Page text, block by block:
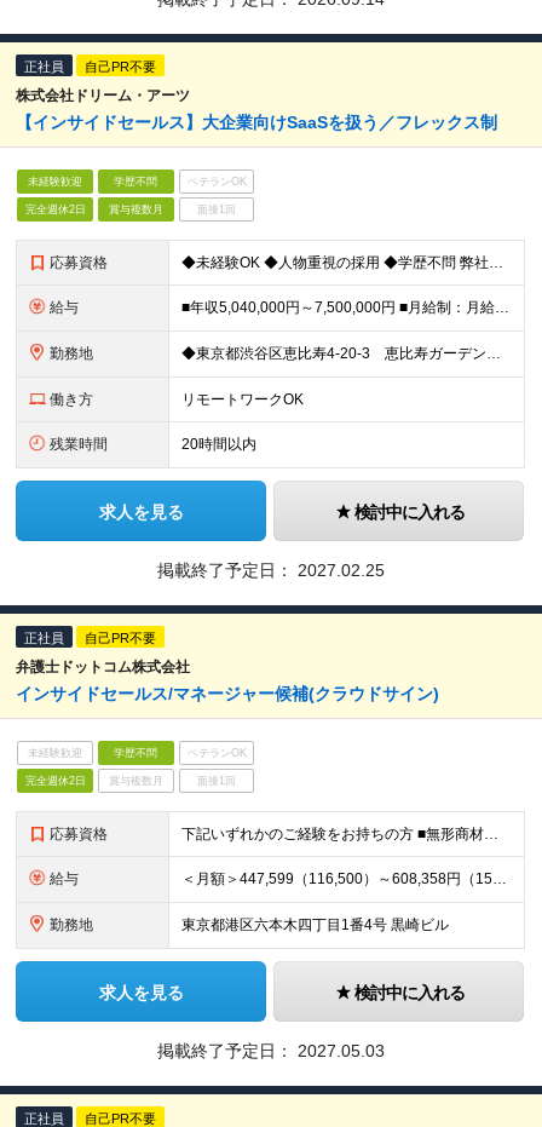
正社員 自己PR不要
株式会社ドリーム・アーツ
【インサイドセールス】大企業向けSaaSを扱う／フレックス制
未経験歓迎 学歴不問 ベテランOK
完全週休2日 賞与複数月 面接1回
応募資格 ◆未経験OK ◆人物重視の採用 ◆学歴不問 弊社理念に強い共感があり、ホームページ等をみて弊社事業や取り組みを理解いただいた方を希望します。
給与 ■年収5,040,000円～7,500,000円 ■月給制：月給336,000円〜500,000円 （基本給248,600円～369,900円 固定残業代87,400円～130,100円/45時間相当
勤務地 ◆東京都渋谷区恵比寿4-20-3 恵比寿ガーデンプレイスタワー29階 ◆広島県広島市中区大手町1-2-1 おりづるタワー6F ※リモートワークの頻度：月3割 (変更の範囲)上記を除く当社関連勤務地
働き方 リモートワークOK
残業時間 20時間以内
求人を見る 検討中に入れる
掲載終了予定日： 2027.02.25
正社員 自己PR不要
弁護士ドットコム株式会社
インサイドセールス/マネージャー候補(クラウドサイン)
未経験歓迎 学歴不問 ベテランOK
完全週休2日 賞与複数月 面接1回
応募資格 下記いずれかのご経験をお持ちの方 ■無形商材の領域におけるBtoBのインサイドセールスの経験かつリーダー/マネジメント経験 ■IT/Web領域におけるBtoBの新規営業組織のリーダー/マネジメント経験
給与 ＜月額＞447,599（116,500）～608,358円（158,300円） ・基本給（ライフプラン給基準額（※①）を含む）：月額から（ ）内の固定残 業手当（※②）を除いた額 ・時間外労働が月45
勤務地 東京都港区六本木四丁目1番4号 黒崎ビル
求人を見る 検討中に入れる
掲載終了予定日： 2027.05.03
正社員 自己PR不要